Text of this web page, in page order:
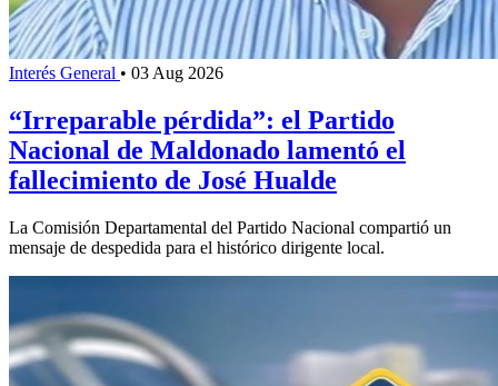
Interés General • 03 Aug 2026
“Irreparable pérdida”: el Partido
Nacional de Maldonado lamentó el
fallecimiento de José Hualde
La Comisión Departamental del Partido Nacional compartió un
mensaje de despedida para el histórico dirigente local.